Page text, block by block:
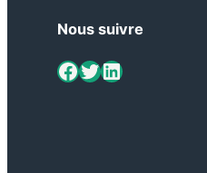
Nous suivre
ViaMétiers sur Facebook Twitter LinkedIn